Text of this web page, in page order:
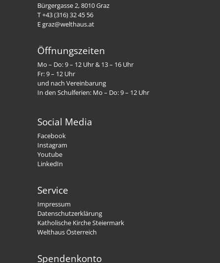
Bürgergasse 2, 8010 Graz
T +43 (316) 32 45 56
E graz@welthaus.at
Öffnungszeiten
Mo – Do: 9 – 12 Uhr & 13 – 16 Uhr
Fr: 9 – 12 Uhr
und nach Vereinbarung
In den Schulferien: Mo – Do: 9 – 12 Uhr
Social Media
Facebook
Instagram
Youtube
LinkedIn
Service
Impressum
Datenschutzerklärung
Katholische Kirche Steiermark
Welthaus Österreich
Spendenkonto